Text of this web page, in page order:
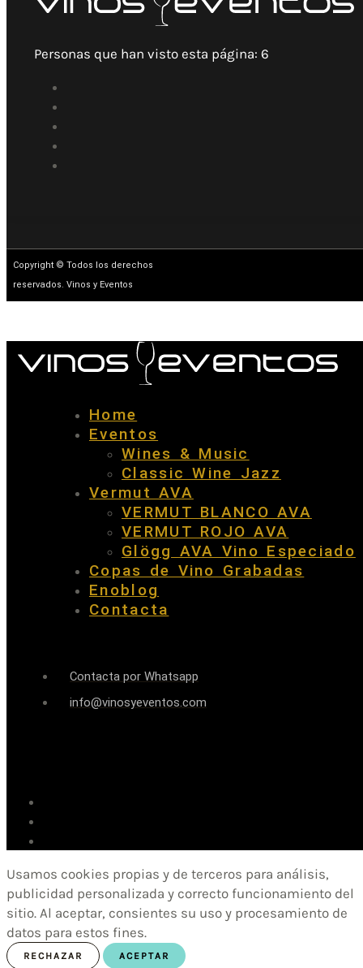
Personas que han visto esta página: 6
Copyright © Todos los derechos
reservados. Vinos y Eventos
Home
Eventos
Wines & Music
Classic Wine Jazz
Vermut AVA
VERMUT BLANCO AVA
VERMUT ROJO AVA
Glögg AVA Vino Especiado
Copas de Vino Grabadas
Enoblog
Contacta
Contacta por Whatsapp
info@vinosyeventos.com
Usamos cookies propias y de terceros para análisis,
publicidad personalizada y correcto funcionamiento del
sitio. Al aceptar, consientes su uso y procesamiento de
datos para estos fines.
RECHAZAR ACEPTAR